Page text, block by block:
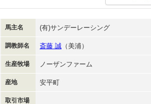
馬主名 (有)サンデーレーシング
調教師名 斎藤 誠 （美浦）
生産牧場 ノーザンファーム
産地 安平町
取引市場